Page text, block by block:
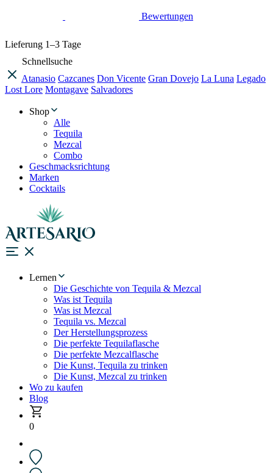
Bewertungen
Lieferung 1–3 Tage
Schnellsuche
Atanasio Cazcanes Don Vicente Gran Dovejo La Luna Legado
Lost Lore Montagave Salvadores
Shop
Alle
Tequila
Mezcal
Combo
Geschmacksrichtung
Marken
Cocktails
Lernen
Die Geschichte von Tequila & Mezcal
Was ist Tequila
Was ist Mezcal
Tequila vs. Mezcal
Der Herstellungsprozess
Die perfekte Tequilaflasche
Die perfekte Mezcalflasche
Die Kunst, Tequila zu trinken
Die Kunst, Mezcal zu trinken
Wo zu kaufen
Blog
0